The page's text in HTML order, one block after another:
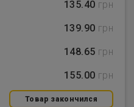
135.40 грн
139.90 грн
148.65 грн
155.00 грн
Товар закончился